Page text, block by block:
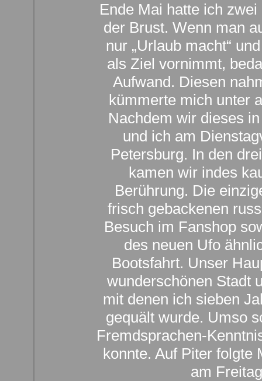
Ende Mai hatte ich
der Brust. Wenn man
nur „Urlaub macht“
als Ziel vornimmt,
Aufwand. Diesen
kümmerte mich unter
Nachdem wir dieses
und ich am
Petersburg. In den
kamen wir indes
Berührung. Die
frisch gebackenen
Besuch im Fanshop
des neuen Ufo
Bootsfahrt. Unser
wunderschönen Stadt
mit denen ich sieben
gequält wurde. Umso
Fremdsprachen-
konnte. Auf Piter folgte
am